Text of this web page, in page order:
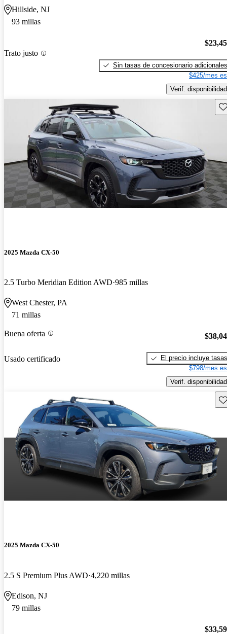
Hillside, NJ
93 millas
Trato justo
Sin tasas de concesionario adicionales
$425/mes
Verif. disponibilidad
2025 Mazda CX-50
2.5 Turbo Meridian Edition AWD 985 millas
West Chester, PA
71 millas
Buena oferta
Usado certificado
El precio incluye tasas
$798/mes
Verif. disponibilidad
2025 Mazda CX-50
2.5 S Premium Plus AWD 4,220 millas
Edison, NJ
79 millas